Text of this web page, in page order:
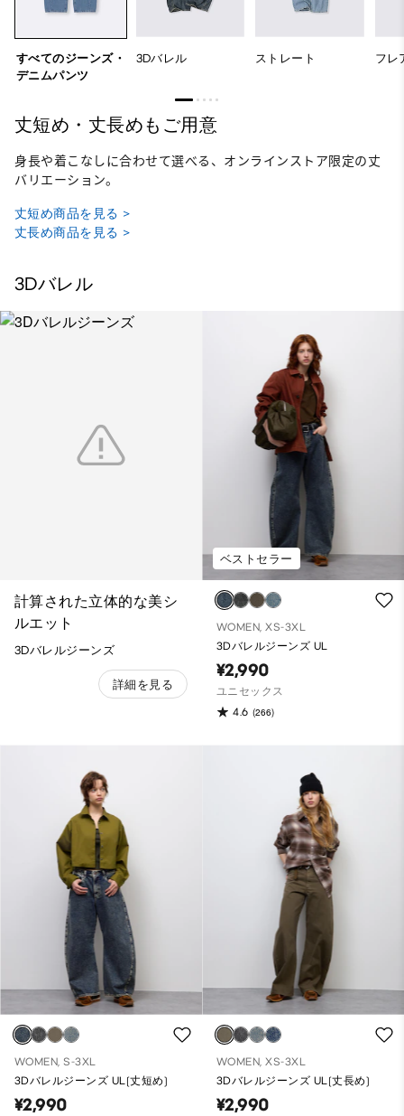
すべてのジーンズ・
デニムパンツ
3Dバレル ストレート フレ
丈短め・丈長めもご用意
身長や着こなしに合わせて選べる、オンラインストア限定の丈
バリエーション。
丈短め商品を見る >
丈長め商品を見る >
3Dバレル
計算された立体的な美シ
ルエット
3Dバレルジーンズ
詳細を見る
ベストセラー
WOMEN, XS-3XL
3Dバレルジーンズ UL
¥2,990
ユニセックス
4.6 (266)
WOMEN, S-3XL
3Dバレルジーンズ UL(丈短め)
¥2,990
WOMEN, XS-3XL
3Dバレルジーンズ UL(丈長め)
¥2,990